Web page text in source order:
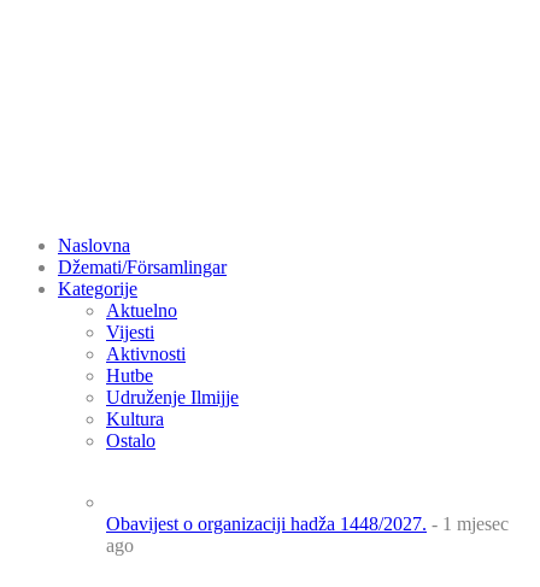
Naslovna
Džemati/Församlingar
Kategorije
Aktuelno
Vijesti
Aktivnosti
Hutbe
Udruženje Ilmijje
Kultura
Ostalo
Obavijest o organizaciji hadža 1448/2027. - 1 mjesec
ago